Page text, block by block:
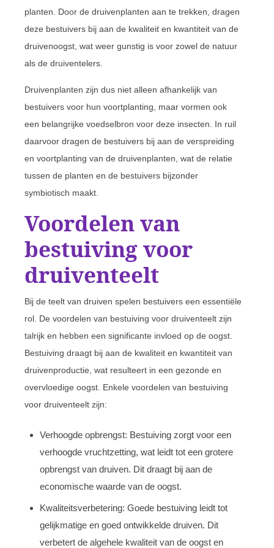
planten. Door de druivenplanten aan te trekken, dragen
deze bestuivers bij aan de kwaliteit en kwantiteit van de
druivenoogst, wat weer gunstig is voor zowel de natuur
als de druiventelers.
Druivenplanten zijn dus niet alleen afhankelijk van
bestuivers voor hun voortplanting, maar vormen ook
een belangrijke voedselbron voor deze insecten. In ruil
daarvoor dragen de bestuivers bij aan de verspreiding
en voortplanting van de druivenplanten, wat de relatie
tussen de planten en de bestuivers bijzonder
symbiotisch maakt.
Voordelen van
bestuiving voor
druiventeelt
Bij de teelt van druiven spelen bestuivers een essentiële
rol. De voordelen van bestuiving voor druiventeelt zijn
talrijk en hebben een significante invloed op de oogst.
Bestuiving draagt bij aan de kwaliteit en kwantiteit van
druivenproductie, wat resulteert in een gezonde en
overvloedige oogst. Enkele voordelen van bestuiving
voor druiventeelt zijn:
Verhoogde opbrengst: Bestuiving zorgt voor een
verhoogde vruchtzetting, wat leidt tot een grotere
opbrengst van druiven. Dit draagt bij aan de
economische waarde van de oogst.
Kwaliteitsverbetering: Goede bestuiving leidt tot
gelijkmatige en goed ontwikkelde druiven. Dit
verbetert de algehele kwaliteit van de oogst en